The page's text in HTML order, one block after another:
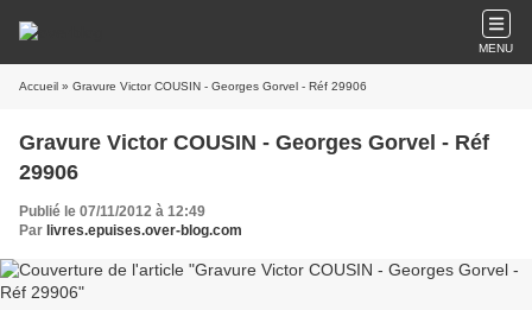
MENU
Accueil » Gravure Victor COUSIN - Georges Gorvel - Réf 29906
Gravure Victor COUSIN - Georges Gorvel - Réf
29906
Publié le 07/11/2012 à 12:49
Par livres.epuises.over-blog.com